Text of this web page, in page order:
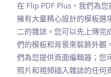
在 Flip PDF Plus，我們為
擁有大量精心設計的模板選
二的雜誌。您可以先上傳完
們的模板和背景來裝飾外觀
們為您提供頁面編輯器；您
照片和視頻插入雜誌的任何